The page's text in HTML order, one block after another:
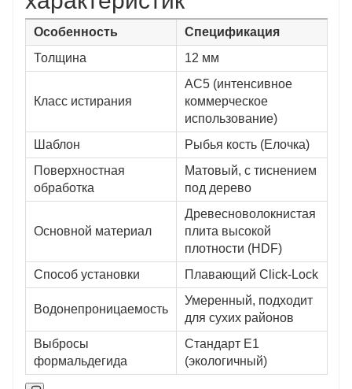
Особенность
Спецификация
Толщина
12 мм
Класс истирания
AC5 (интенсивное
коммерческое
использование)
Шаблон
Рыбья кость (Елочка)
Поверхностная
обработка
Матовый, с тиснением
под дерево
Основной материал
Древесноволокнистая
плита высокой
плотности (HDF)
Способ установки
Плавающий Click-Lock
Водонепроницаемость
Умеренный, подходит
для сухих районов
Выбросы
формальдегида
Стандарт E1
(экологичный)